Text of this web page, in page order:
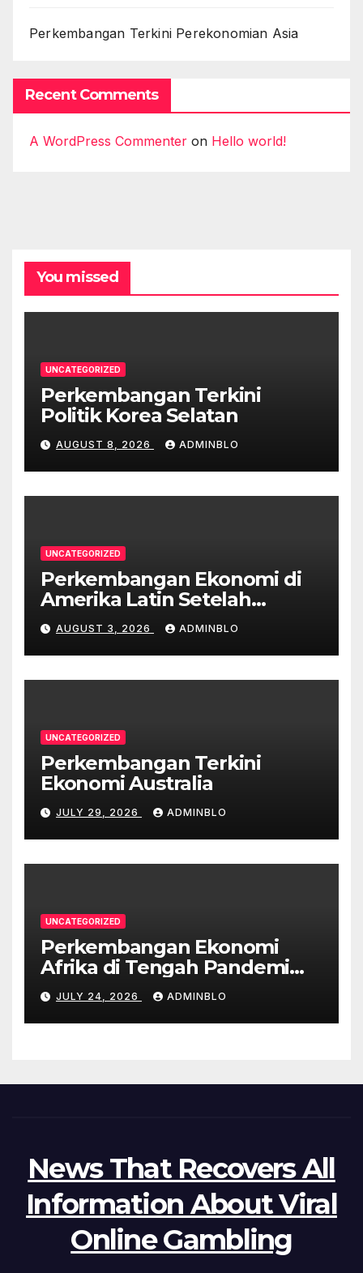
Perkembangan Terkini Perekonomian Asia
Recent Comments
A WordPress Commenter on Hello world!
You missed
UNCATEGORIZED
Perkembangan Terkini
Politik Korea Selatan
AUGUST 8, 2026 ADMINBLO
UNCATEGORIZED
Perkembangan Ekonomi di
Amerika Latin Setelah
Pandemi
AUGUST 3, 2026 ADMINBLO
UNCATEGORIZED
Perkembangan Terkini
Ekonomi Australia
JULY 29, 2026 ADMINBLO
UNCATEGORIZED
Perkembangan Ekonomi
Afrika di Tengah Pandemi
COVID-19
JULY 24, 2026 ADMINBLO
News That Recovers All
Information About Viral
Online Gambling